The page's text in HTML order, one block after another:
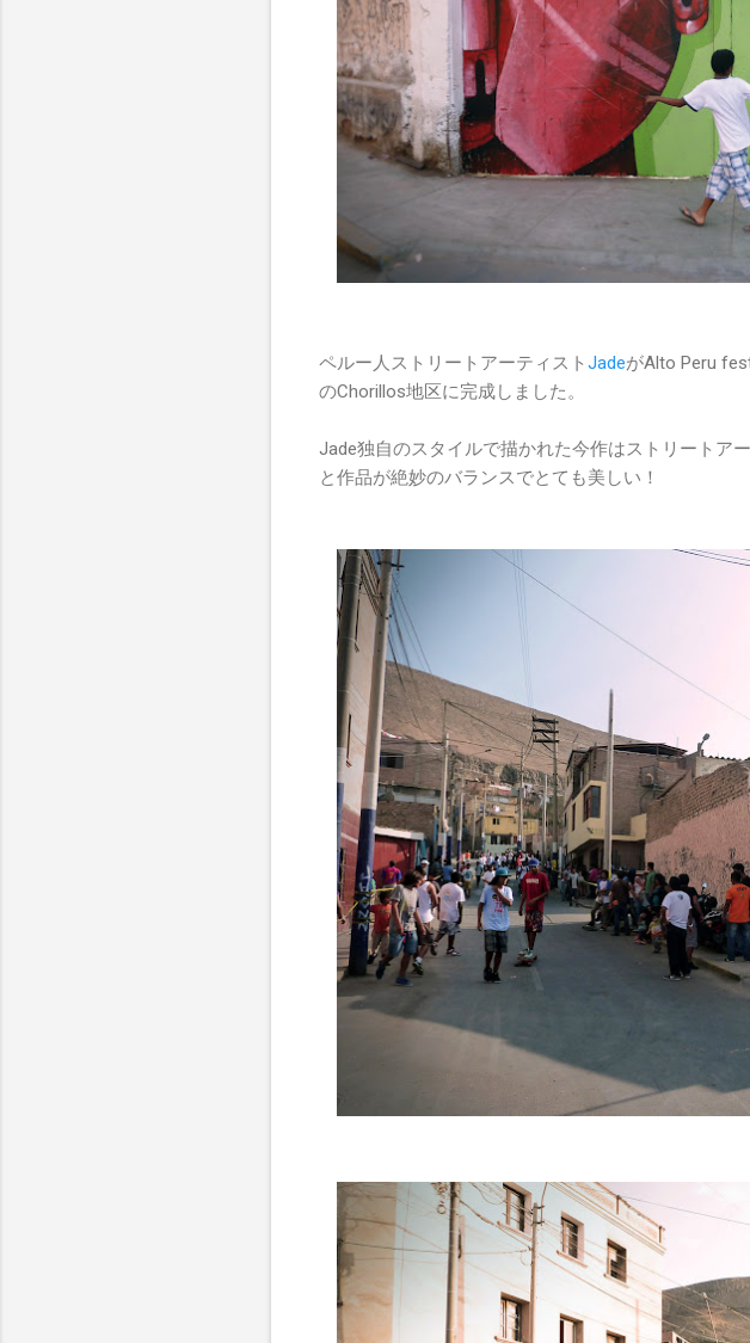
ペルー人ストリートアーティスト JadeがAlto Peru
のChorillos地区に完成しました。
Jade独自のスタイルで描かれた今作はストリートア
と作品が絶妙のバランスでとても美しい！